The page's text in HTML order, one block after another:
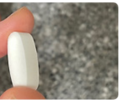
들이 선물로 꾸준히 인기 있는 헹켈
제품은 헹켈 즈윌링 5종 세트, 게다
스타입니다. 헹켈의 5스타 제품은 4
없지만 손잡이 부분이 좀 더 인체공
에 그립감이 매우 좋고 손목에 무리
합니다. 즈윌링 5종 세트는 과도, 식